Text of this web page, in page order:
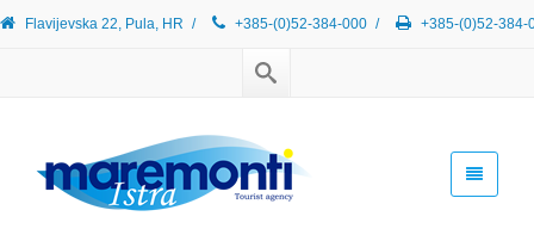
Flavijevska 22, Pula, HR / +385-(0)52-384-000 / +385-(0)52-